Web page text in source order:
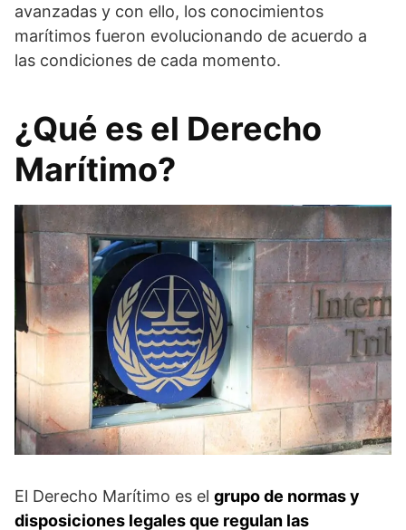
avanzadas y con ello, los conocimientos
marítimos fueron evolucionando de acuerdo a
las condiciones de cada momento.
¿Qué es el Derecho
Marítimo?
El Derecho Marítimo es el grupo de normas y
disposiciones legales que regulan las